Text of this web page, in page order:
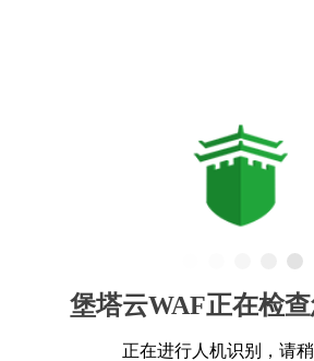
堡塔云WAF正在检
正在进行人机识别，请